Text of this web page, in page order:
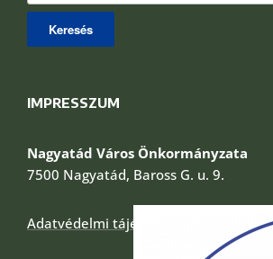
IMPRESSZUM
Nagyatád Város Önkormányzata
7500 Nagyatád, Baross G. u. 9.
Adatvédelmi tájékoztató